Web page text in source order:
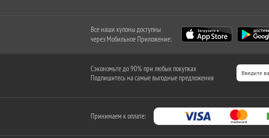
Все наши купоны доступны
через Мобильное Приложение:
Сэкономьте до 90% при любых покупках
Подпишитесь на самые выгодные предложения
Принимаем к оплате: